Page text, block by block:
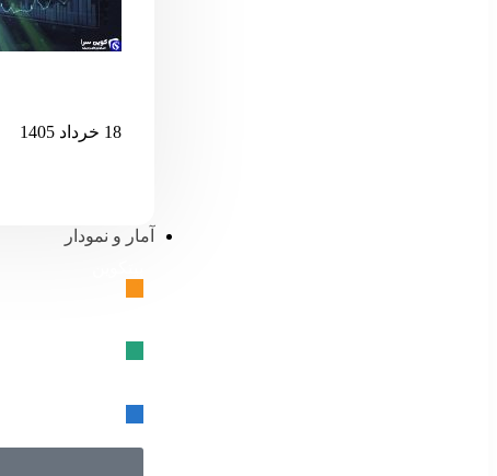
18 خرداد 1405
آمار و نمودار